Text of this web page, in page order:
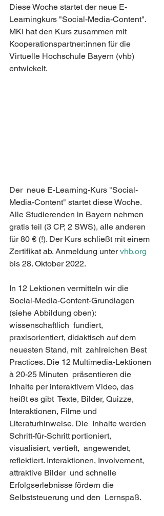
Diese Woche startet der neue E-
Learningkurs "Social-Media-Content".
MKI hat den Kurs zusammen mit
Kooperationspartner:innen für die
Virtuelle Hochschule Bayern (vhb)
entwickelt.
Der  neue E-Learning-Kurs "Social-
Media-Content" startet diese Woche.
Alle Studierenden in Bayern nehmen
gratis teil (3 CP, 2 SWS), alle anderen
für 80 € (!). Der Kurs schließt mit einem
Zertifikat ab. Anmeldung unter vhb.org
bis 28. Oktober 2022.
In 12 Lektionen vermitteln wir die
Social-Media-Content-Grundlagen
(siehe Abbildung oben):
wissenschaftlich  fundiert,
praxisorientiert, didaktisch auf dem
neuesten Stand, mit  zahlreichen Best
Practices. Die 12 Multimedia-Lektionen
à 20-25 Minuten  präsentieren die
Inhalte per interaktivem Video, das
heißt es gibt  Texte, Bilder, Quizze,
Interaktionen, Filme und
Literaturhinweise. Die  Inhalte werden
Schritt-für-Schritt portioniert,
visualisiert, vertieft,  angewendet,
reflektiert. Interaktionen, Involvement,
attraktive Bilder  und schnelle
Erfolgserlebnisse fördern die
Selbststeuerung und den  Lernspaß.